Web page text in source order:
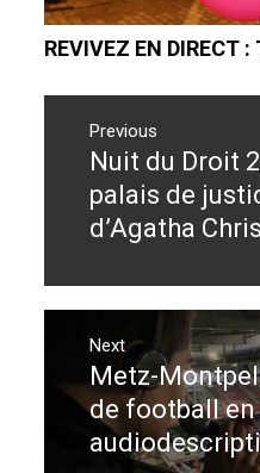
REVIVEZ EN
Navigation
l’article
Previous
Previous
post:
Nuit du Droit
palais de
d’Agatha
Next
Next
post:
Metz-
de football en